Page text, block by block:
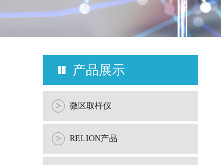
产品展示
> 微区取样仪
> RELION产品